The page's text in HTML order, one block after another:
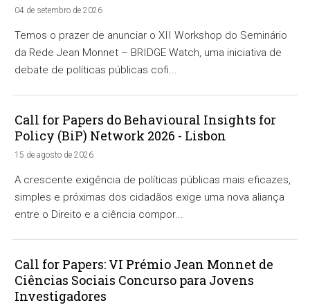
04 de setembro de 2026
Temos o prazer de anunciar o XII Workshop do Seminário
da Rede Jean Monnet – BRIDGE Watch, uma iniciativa de
debate de políticas públicas cofi...
Call for Papers do Behavioural Insights for
Policy (BiP) Network 2026 - Lisbon
15 de agosto de 2026
A crescente exigência de políticas públicas mais eficazes,
simples e próximas dos cidadãos exige uma nova aliança
entre o Direito e a ciência compor...
Call for Papers: VI Prémio Jean Monnet de
Ciências Sociais Concurso para Jovens
Investigadores